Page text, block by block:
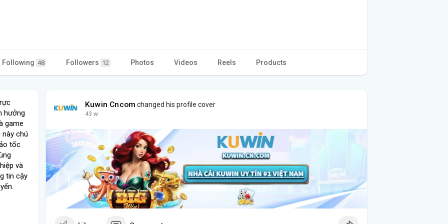
Following 48 Followers 12 Photos Videos Reels Products
hưởng
game
này chú
tốc
và
tin cậy
Kuwin Cncom changed his profile cover
43 w